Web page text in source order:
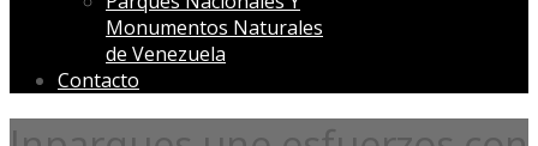
Monumentos Naturales
de Venezuela
Contacto